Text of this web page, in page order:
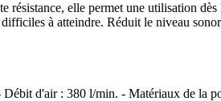
résistance, elle permet une utilisation
à atteindre. Réduit le niveau
d'air : 380 l/min. - Matériaux de la